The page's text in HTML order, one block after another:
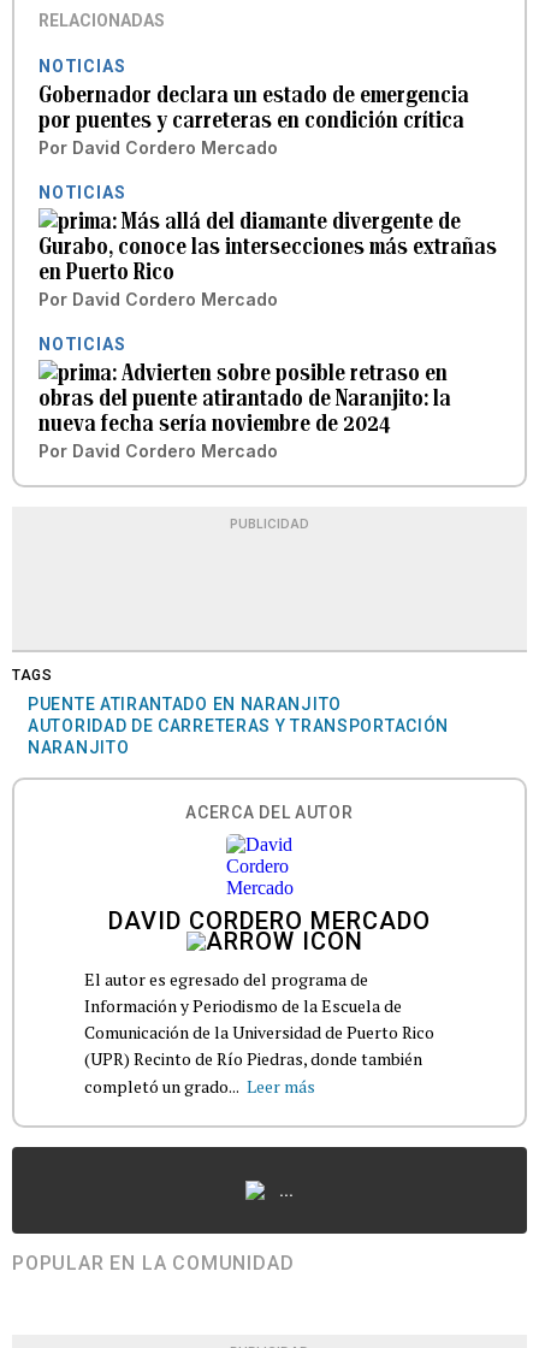
RELACIONADAS
NOTICIAS
Gobernador declara un estado de emergencia
por puentes y carreteras en condición crítica
Por David Cordero Mercado
NOTICIAS
Más allá del diamante divergente de
Gurabo, conoce las intersecciones más extrañas
en Puerto Rico
Por David Cordero Mercado
NOTICIAS
Advierten sobre posible retraso en
obras del puente atirantado de Naranjito: la
nueva fecha sería noviembre de 2024
Por David Cordero Mercado
PUBLICIDAD
TAGS
PUENTE ATIRANTADO EN NARANJITO
AUTORIDAD DE CARRETERAS Y TRANSPORTACIÓN
NARANJITO
ACERCA DEL AUTOR
DAVID CORDERO MERCADO
El autor es egresado del programa de
Información y Periodismo de la Escuela de
Comunicación de la Universidad de Puerto Rico
(UPR) Recinto de Río Piedras, donde también
completó un grado... Leer más
...
POPULAR EN LA COMUNIDAD